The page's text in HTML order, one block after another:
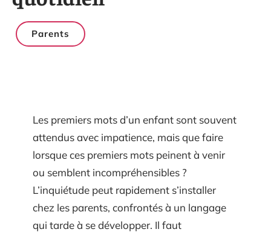
Parents
Les premiers mots d’un enfant sont souvent
attendus avec impatience, mais que faire
lorsque ces premiers mots peinent à venir
ou semblent incompréhensibles ?
L’inquiétude peut rapidement s’installer
chez les parents, confrontés à un langage
qui tarde à se développer. Il faut